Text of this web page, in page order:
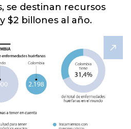
se destinan recursos
$2 billones al año.